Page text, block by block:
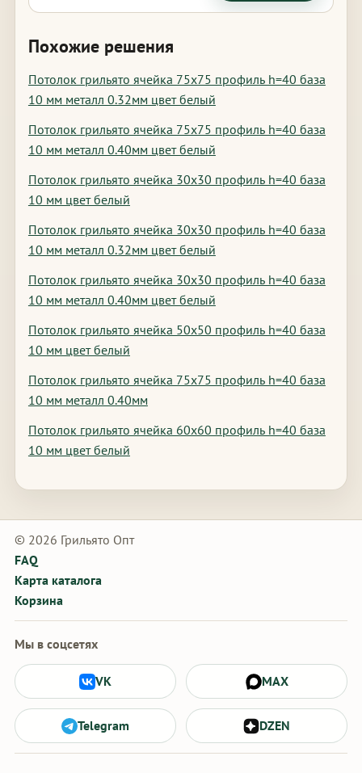
Похожие решения
Потолок грильято ячейка 75х75 профиль h=40 база
10 мм металл 0.32мм цвет белый
Потолок грильято ячейка 75х75 профиль h=40 база
10 мм металл 0.40мм цвет белый
Потолок грильято ячейка 30х30 профиль h=40 база
10 мм цвет белый
Потолок грильято ячейка 30х30 профиль h=40 база
10 мм металл 0.32мм цвет белый
Потолок грильято ячейка 30х30 профиль h=40 база
10 мм металл 0.40мм цвет белый
Потолок грильято ячейка 50х50 профиль h=40 база
10 мм цвет белый
Потолок грильято ячейка 75х75 профиль h=40 база
10 мм металл 0.40мм
Потолок грильято ячейка 60х60 профиль h=40 база
10 мм цвет белый
© 2026 Грильято Опт
FAQ
Карта каталога
Корзина
Мы в соцсетях
VK MAX
Telegram DZEN